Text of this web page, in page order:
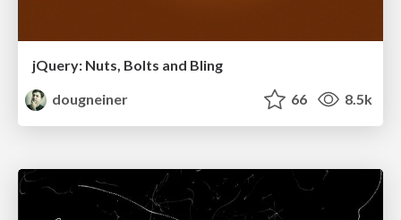
jQuery: Nuts, Bolts and Bling
dougneiner
66 8.5k